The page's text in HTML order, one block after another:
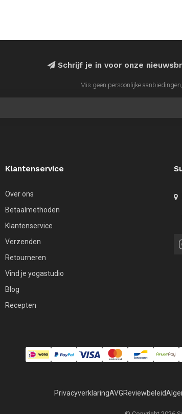
Schrijf je in voor onze
Mis geen persoonlijke
Klantenservice
Over ons
Betaalmethoden
Klantenservice
Verzenden
Retourneren
Vind je yogastudio
Blog
Recepten
PrivacyverklaringAVGReviewbeleid